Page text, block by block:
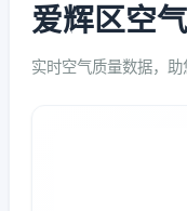
爱辉区空
实时空气质量数据，